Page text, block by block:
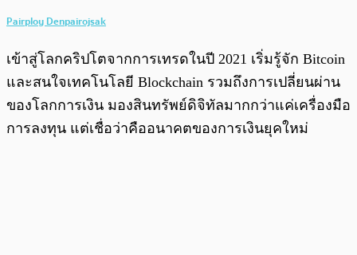
Pairploy Denpairojsak
เข้าสู่โลกคริปโตจากการเทรดในปี 2021 เริ่มรู้จัก Bitcoin
และสนใจเทคโนโลยี Blockchain รวมถึงการเปลี่ยนผ่าน
ของโลกการเงิน มองสินทรัพย์ดิจิทัลมากกว่าแค่เครื่องมือ
การลงทุน แต่เชื่อว่าคืออนาคตของการเงินยุคใหม่